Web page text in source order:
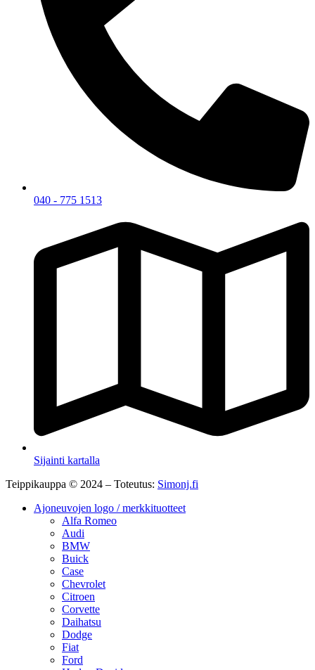
040 - 775 1513
Sijainti kartalla
Teippikauppa © 2024 – Toteutus: Simonj.fi
Ajoneuvojen logo / merkkituotteet
Alfa Romeo
Audi
BMW
Buick
Case
Chevrolet
Citroen
Corvette
Daihatsu
Dodge
Fiat
Ford